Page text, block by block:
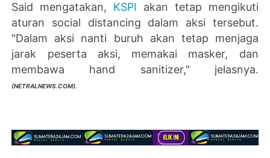
Said mengatakan, KSPI akan tetap mengikuti
aturan social distancing dalam aksi tersebut.
"Dalam aksi nanti buruh akan tetap menjaga
jarak peserta aksi, memakai masker, dan
membawa hand sanitizer," jelasnya.
(NETRALNEWS.COM).